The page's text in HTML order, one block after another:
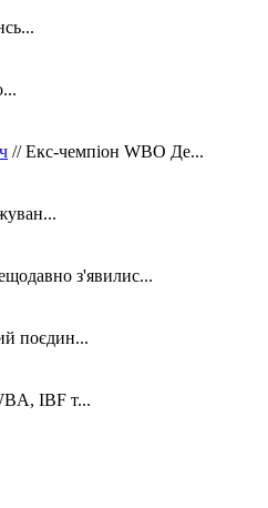
// Екс-чемпіон WBO Де...
з'явилис...
поєдин...
IBF т...